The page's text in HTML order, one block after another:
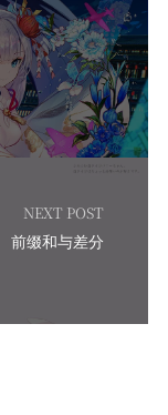
NEXT POST
前缀和与差分